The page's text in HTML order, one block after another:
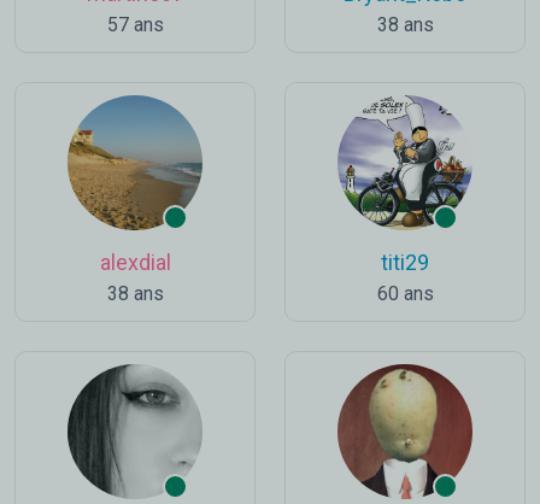
57 ans 38 ans
alexdial
38 ans
titi29
60 ans